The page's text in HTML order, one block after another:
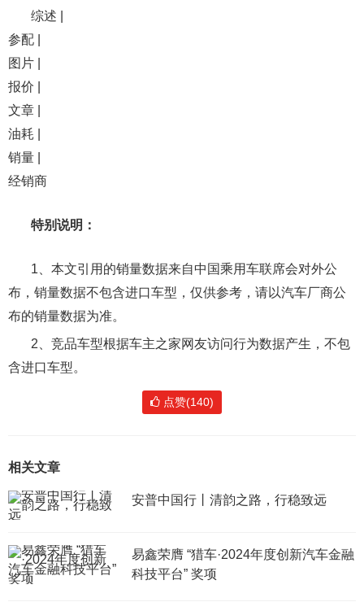
综述 |
参配 |
图片 |
报价 |
文章 |
油耗 |
销量 |
经销商
特别说明：
1、本文引用的销量数据来自中国乘用车联席会对外公
布，销量数据不包含进口车型，仅供参考，请以汽车厂商公
布的销量数据为准。
2、竞品车型根据车主之家网友访问行为数据产生，不包
含进口车型。
点赞(140)
相关文章
安普中国行丨清韵之路，行稳致远
易鑫荣膺 “猎车·2024年度创新汽车金融
科技平台” 奖项